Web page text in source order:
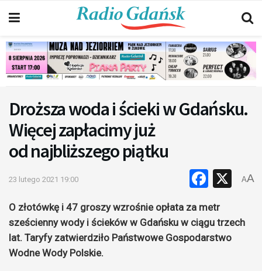
Droższa woda i ścieki w Gdańsku.
Więcej zapłacimy już
od najbliższego piątku
23 lutego 2021 19:00 X
AA
O złotówkę i 47 groszy wzrośnie opłata za metr
sześcienny wody i ścieków w Gdańsku w ciągu trzech
lat. Taryfy zatwierdziło Państwowe Gospodarstwo
Wodne Wody Polskie.